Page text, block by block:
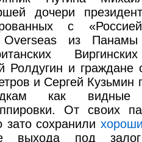
дочери
с
Overseas из
Ролдугин и граждане
и Сергей Кузьмин
как видные
От своих
зато сохранили
выхода под